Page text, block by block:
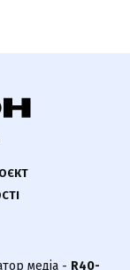
медіа - R40-